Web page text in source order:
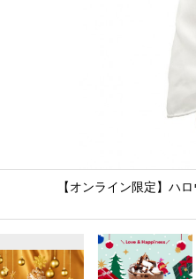
【オンライン限定】ハ